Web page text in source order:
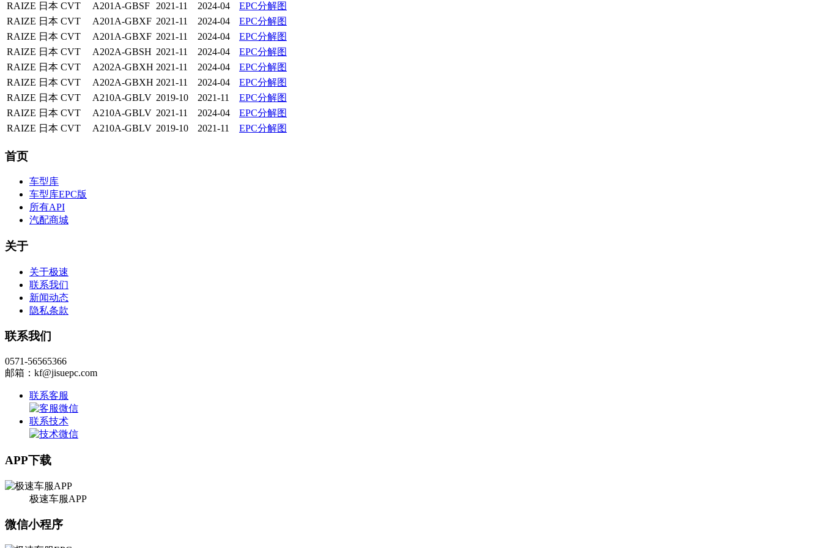
RAIZE 日本 CVT A201A-GBSF 2021-11 2024-04
EPC分解图
RAIZE 日本 CVT A201A-GBXF 2021-11 2024-04
EPC分解图
RAIZE 日本 CVT A201A-GBXF 2021-11 2024-04
EPC分解图
RAIZE 日本 CVT A202A-GBSH 2021-11 2024-04
EPC分解图
RAIZE 日本 CVT A202A-GBXH 2021-11 2024-04
EPC分解图
RAIZE 日本 CVT A202A-GBXH 2021-11 2024-04
EPC分解图
RAIZE 日本 CVT A210A-GBLV 2019-10 2021-11
EPC分解图
RAIZE 日本 CVT A210A-GBLV 2021-11 2024-04
EPC分解图
RAIZE 日本 CVT A210A-GBLV 2019-10 2021-11 EPC分解图
首页
车型库
车型库EPC版
所有API
汽配商城
关于
关于极速
联系我们
新闻动态
隐私条款
联系我们
0571-56565366
邮箱：kf@jisuepc.com
联系客服
联系技术
APP下载
极速车服APP
微信小程序